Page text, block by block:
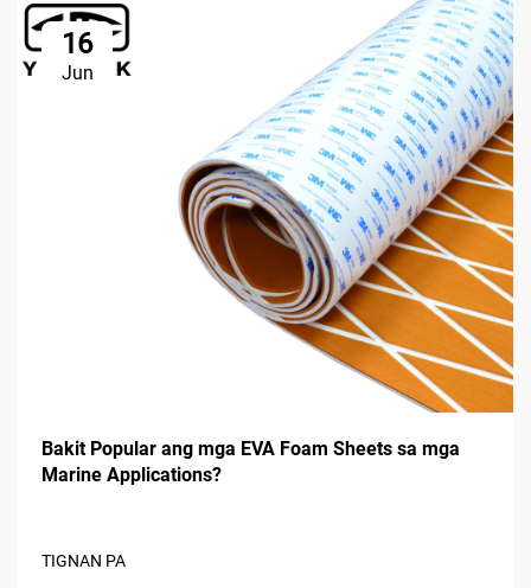
16
Jun
Bakit Popular ang mga EVA Foam Sheets sa mga
Marine Applications?
TIGNAN PA